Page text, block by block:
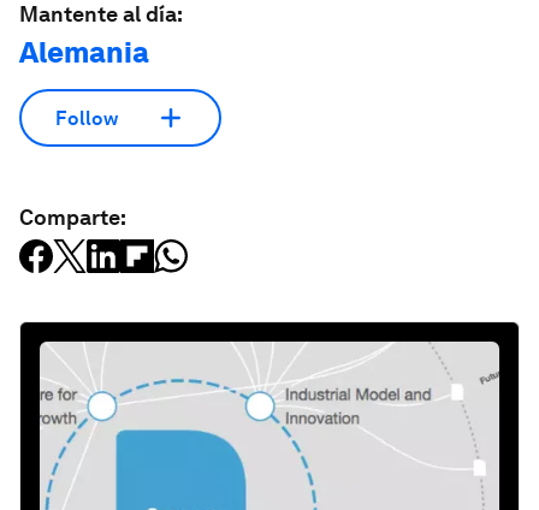
Mantente al día:
Alemania
Follow
Comparte: